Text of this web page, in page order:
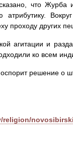
что Журба
атрибутику.
проходу других
агитации и
ко всем
решение о